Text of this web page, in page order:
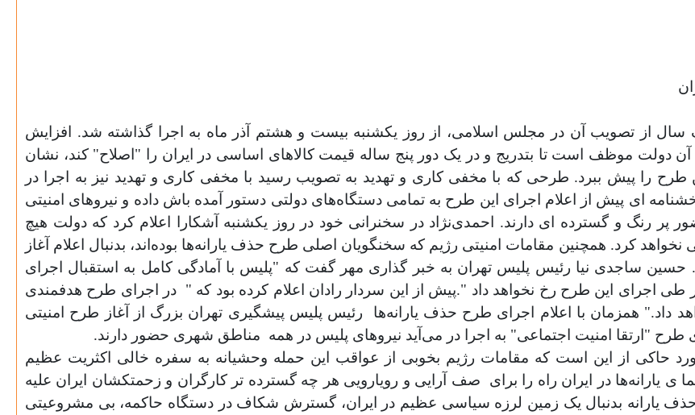
از تصویب آن در مجلس اسلامی، از روز یکشنبه بیست و هشتم آذر ماه به اجرا گذاشته شد. افزایش
دولت موظف است تا بتدریج و در یک دور پنج ساله قیمت کالا‌های اساسی‌ در ایران را "اصلاح" کند، نشان
را پیش ببرد. طرحی که با مخفی‌ کاری و تهدید به تصویب رسید با مخفی‌ کاری و تهدید نیز به اجرا در
ای‌ پیش از اعلام اجرای این طرح به تمامی دستگاه‌های دولتی دستور آمده باش داده و نیروهای امنیتی
رنگ و گسترده ای‌ دارند. احمدی‌نژاد در سخنرانی خود در روز یکشنبه آشکارا اعلام کرد که دولت هیچ
کرد. همچنین مقامات امنیتی رژیم که سخنگویان اصلی‌ طرح حذف یارانه‌ها بوده‌اند، بدنبال اعلام آغاز
حسین ساجدی نیا رئیس پلیس تهران به خبر گذاری مهر گفت که "پلیس با آمادگی کامل به استقبال اجرای
اجرای این طرح رخ نخواهد داد ".پیش از این سردار رادان اعلام کرده بود که " در اجرای طرح هدفمندی
داد." همزمان با اعلام اجرای طرح حذف یارانه‌ها
رئیس پلیس پیشگیری تهران بزرگ از آغاز طرح امنیتی
"ارتقا امنیت اجتماعی" به اجرا در می‌‌آید نیروهای پلیس در همه مناطق شهری حضور دارند.
حاکی از این است که مقامات رژیم بخوبی از عواقب این حمله وحشیانه به سفره خالی‌ اکثریت عظیم
یارانه‌ها در ایران راه را برای
صف آرایی و رویارویی هر چه گسترده تر کارگران و زحمتکشان ایران علیه
یارانه بدنبال یک زمین لرزه سیاسی عظیم در ایران، گسترش شکاف در دستگاه حاکمه، بی‌ مشروعیتی